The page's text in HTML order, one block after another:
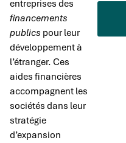
entreprises des
financements
publics pour leur
développement à
l’étranger. Ces
aides financières
accompagnent les
sociétés dans leur
stratégie
d’expansion